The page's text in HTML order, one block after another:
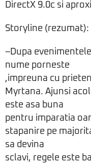
DirectX 9.0c si
Storyline (rezumat):
–Dupa
nume porneste
,impreuna cu
Myrtana. Ajunsi
este asa buna
pentru imparatia
stapanire pe
sa devina
sclavi, regele este